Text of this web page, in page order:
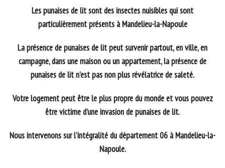
Les punaises de lit sont des insectes nuisibles qui sont
particulièrement présents à Mandelieu-la-Napoule
La présence de punaises de lit peut survenir partout, en ville, en
campagne, dans une maison ou un appartement, la présence de
punaises de lit n’est pas non plus révélatrice de saleté.
Votre logement peut être le plus propre du monde et vous pouvez
être victime d’une invasion de punaises de lit.
Nous intervenons sur l’intégralité du département 06 à Mandelieu-la-
Napoule.